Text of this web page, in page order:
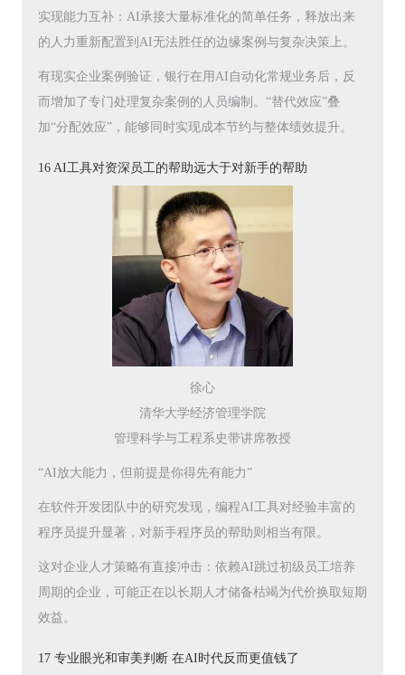
实现能力互补：AI承接大量标准化的简单任务，释放出来
的人力重新配置到AI无法胜任的边缘案例与复杂决策上。
有现实企业案例验证，银行在用AI自动化常规业务后，反
而增加了专门处理复杂案例的人员编制。“替代效应”叠
加“分配效应”，能够同时实现成本节约与整体绩效提升。
16 AI工具对资深员工的帮助远大于对新手的帮助
徐心
清华大学经济管理学院
管理科学与工程系史带讲席教授
“AI放大能力，但前提是你得先有能力”
在软件开发团队中的研究发现，编程AI工具对经验丰富的
程序员提升显著，对新手程序员的帮助则相当有限。
这对企业人才策略有直接冲击：依赖AI跳过初级员工培养
周期的企业，可能正在以长期人才储备枯竭为代价换取短期
效益。
17 专业眼光和审美判断 在AI时代反而更值钱了